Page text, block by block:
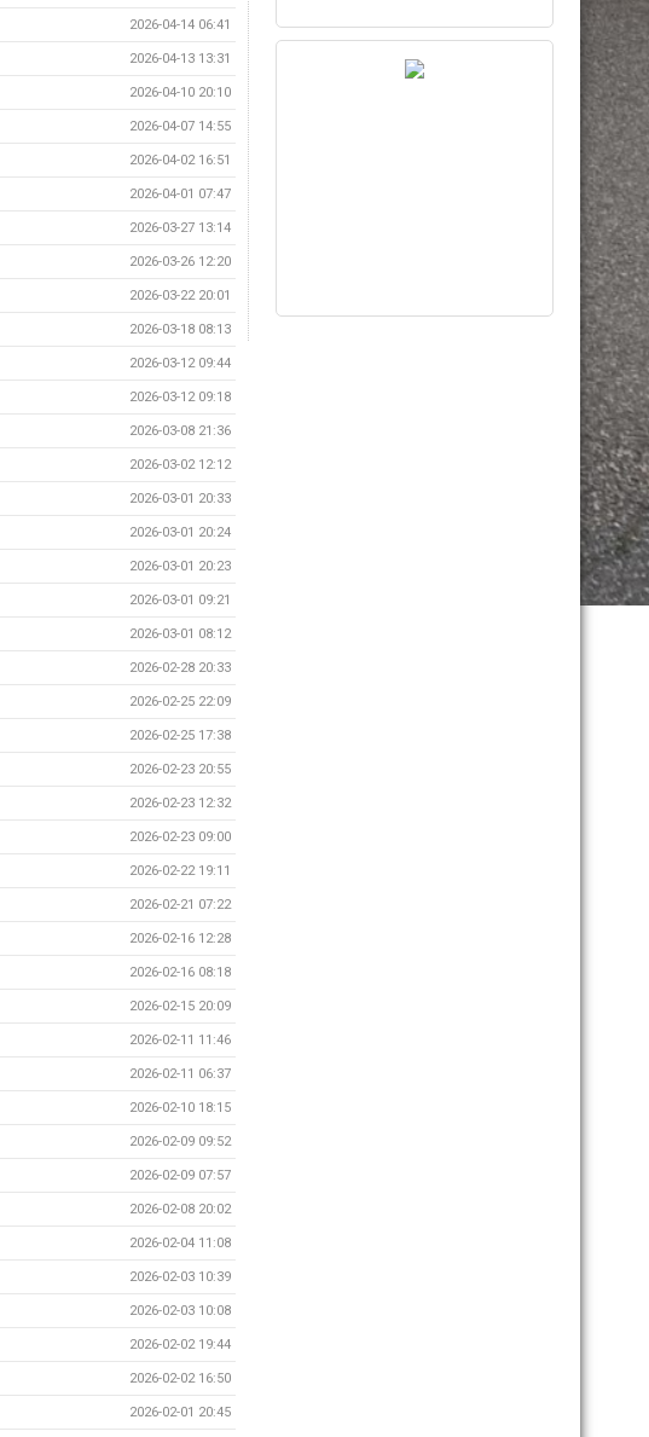
2026-04-14 06:41
2026-04-13 13:31
2026-04-10 20:10
2026-04-07 14:55
2026-04-02 16:51
2026-04-01 07:47
2026-03-27 13:14
2026-03-26 12:20
2026-03-22 20:01
2026-03-18 08:13
2026-03-12 09:44
2026-03-12 09:18
2026-03-08 21:36
2026-03-02 12:12
2026-03-01 20:33
2026-03-01 20:24
2026-03-01 20:23
2026-03-01 09:21
2026-03-01 08:12
2026-02-28 20:33
2026-02-25 22:09
2026-02-25 17:38
2026-02-23 20:55
2026-02-23 12:32
2026-02-23 09:00
2026-02-22 19:11
2026-02-21 07:22
2026-02-16 12:28
2026-02-16 08:18
2026-02-15 20:09
2026-02-11 11:46
2026-02-11 06:37
2026-02-10 18:15
2026-02-09 09:52
2026-02-09 07:57
2026-02-08 20:02
2026-02-04 11:08
2026-02-03 10:39
2026-02-03 10:08
2026-02-02 19:44
2026-02-02 16:50
2026-02-01 20:45